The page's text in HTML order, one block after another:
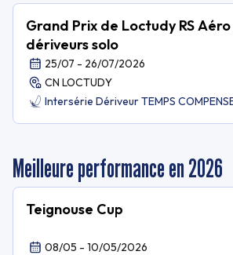
Grand Prix de Loctudy RS
dériveurs solo
25/07 - 26/07/2026
CN LOCTUDY
Intersérie Dériveur TEMPS
Meilleure performance en 2026
Teignouse Cup
08/05 - 10/05/2026